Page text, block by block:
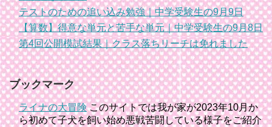
テストのための追い込み勉強｜中学受験生の9月9日
【算数】得意な単元と苦手な単元｜中学受験生の9月8日
第4回公開模試結果｜クラス落ちリーチは免れました
ブックマーク
ライナの大冒険このサイトでは我が家が2023年10月か
ら初めて子犬を飼い始め悪戦苦闘している様子をご紹介